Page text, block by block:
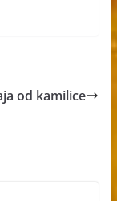
od kamilice